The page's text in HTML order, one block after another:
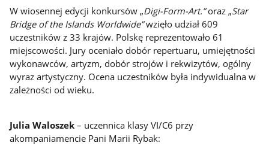
W wiosennej edycji konkursów „Digi-Form-Art.”oraz „Star
Bridge of the Islands Worldwide”wzięło udział 609
uczestników z 33 krajów. Polskę reprezentowało 61
miejscowości. Jury oceniało dobór repertuaru, umiejętności
wykonawców, artyzm, dobór strojów i rekwizytów, ogólny
wyraz artystyczny. Ocena uczestników była indywidualna w
zależności od wieku.
Julia Waloszek – uczennica klasy VI/C6 przy
akompaniamencie Pani Marii Rybak: